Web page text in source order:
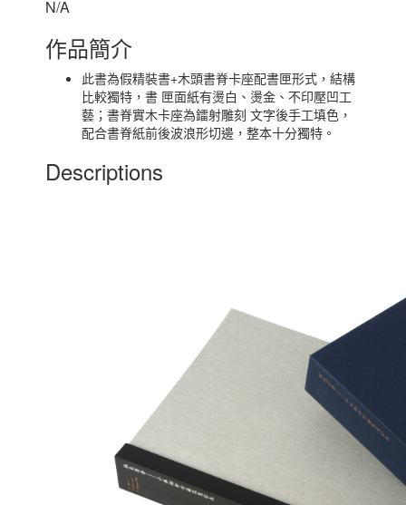
N/A
作品簡介
此書為假精裝書+木頭書脊卡座配書匣形式，結構
比較獨特，書 匣面紙有燙白、燙金、不印壓凹工
藝；書脊實木卡座為鐳射雕刻 文字後手工填色，
配合書脊紙前後波浪形切邊，整本十分獨特。
Descriptions